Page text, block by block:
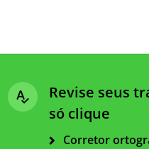
Revise seus
só clique
Corretor